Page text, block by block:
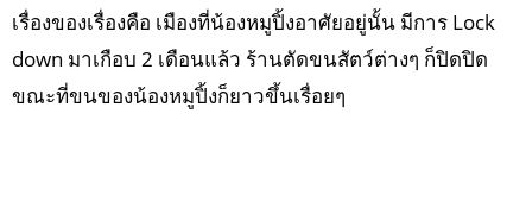
เรื่องของเรื่องคือ เมืองที่น้องหมูปิ้งอาศัยอยู่นั้น มีการ Lock
down มาเกือบ 2 เดือนแล้ว ร้านตัดขนสัตว์ต่างๆ ก็ปิดปิด
ขณะที่ขนของน้องหมูปิ้งก็ยาวขึ้นเรื่อยๆ